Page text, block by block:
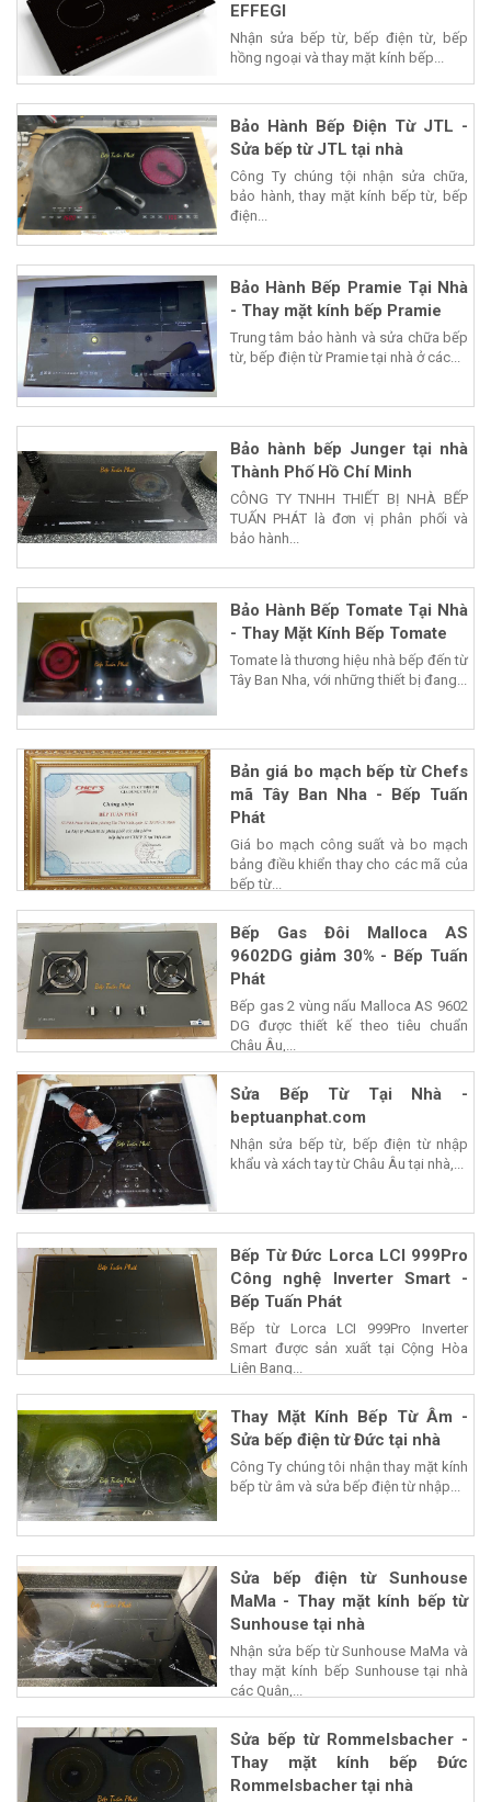
EFFEGI
Nhận sửa bếp từ, bếp điện từ, bếp
hồng ngoại và thay mặt kính bếp...
Bảo Hành Bếp Điện Từ JTL -
Sửa bếp từ JTL tại nhà
Công Ty chúng tội nhận sửa chữa,
bảo hành, thay mặt kính bếp từ, bếp
điện...
Bảo Hành Bếp Pramie Tại Nhà
- Thay mặt kính bếp Pramie
Trung tâm bảo hành và sửa chữa bếp
từ, bếp điện từ Pramie tại nhà ở các...
Bảo hành bếp Junger tại nhà
Thành Phố Hồ Chí Minh
CÔNG TY TNHH THIẾT BỊ NHÀ BẾP
TUẤN PHÁT là đơn vị phân phối và
bảo hành...
Bảo Hành Bếp Tomate Tại Nhà
- Thay Mặt Kính Bếp Tomate
Tomate là thương hiệu nhà bếp đến từ
Tây Ban Nha, với những thiết bị đang...
Bản giá bo mạch bếp từ Chefs
mã Tây Ban Nha - Bếp Tuấn
Phát
Giá bo mạch công suất và bo mạch
bảng điều khiển thay cho các mã của
bếp từ...
Bếp Gas Đôi Malloca AS
9602DG giảm 30% - Bếp Tuấn
Phát
Bếp gas 2 vùng nấu Malloca AS 9602
DG được thiết kế theo tiêu chuẩn
Châu Âu,...
Sửa Bếp Từ Tại Nhà -
beptuanphat.com
Nhận sửa bếp từ, bếp điện từ nhập
khẩu và xách tay từ Châu Âu tại nhà,...
Bếp Từ Đức Lorca LCI 999Pro
Công nghệ Inverter Smart -
Bếp Tuấn Phát
Bếp từ Lorca LCI 999Pro Inverter
Smart được sản xuất tại Cộng Hòa
Liên Bang...
Thay Mặt Kính Bếp Từ Âm -
Sửa bếp điện từ Đức tại nhà
Công Ty chúng tôi nhận thay mặt kính
bếp từ âm và sửa bếp điện từ nhập...
Sửa bếp điện từ Sunhouse
MaMa - Thay mặt kính bếp từ
Sunhouse tại nhà
Nhận sửa bếp từ Sunhouse MaMa và
thay mặt kính bếp Sunhouse tại nhà
các Quận,...
Sửa bếp từ Rommelsbacher -
Thay mặt kính bếp Đức
Rommelsbacher tại nhà